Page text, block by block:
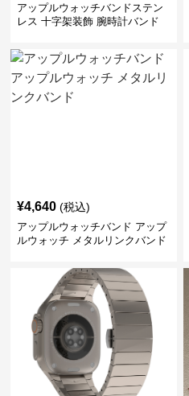
アップルウォッチバンドステン
レス 十字架装飾 腕時計バンド
¥4,640 (税込)
アップルウォッチバンド アップ
ルウォッチ メタルリンクバンド